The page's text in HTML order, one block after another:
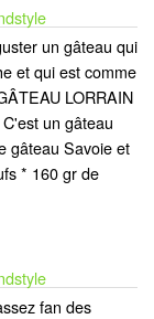
un gâteau qui
et qui est comme
LORRAIN
un gâteau
gâteau Savoie et
* 160 gr de
fan des